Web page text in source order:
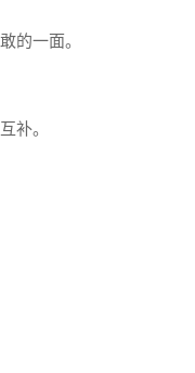
的一面。
补。